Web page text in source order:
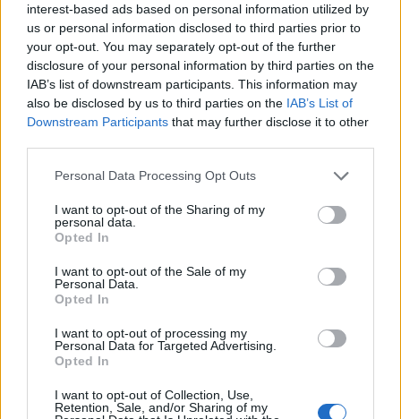
interest-based ads based on personal information utilized by
us or personal information disclosed to third parties prior to
your opt-out. You may separately opt-out of the further
disclosure of your personal information by third parties on the
IAB’s list of downstream participants. This information may
also be disclosed by us to third parties on the IAB’s List of
Downstream Participants that may further disclose it to other
Personal Data Processing Opt Outs
I want to opt-out of the Sharing of my
personal data.
Opted In
I want to opt-out of the Sale of my
Personal Data.
Opted In
I want to opt-out of processing my
Personal Data for Targeted Advertising.
Opted In
I want to opt-out of Collection, Use,
Retention, Sale, and/or Sharing of my
Ti stimo fratello
Link
Salva
pubblicità